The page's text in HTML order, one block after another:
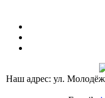
Наш адрес: ул.